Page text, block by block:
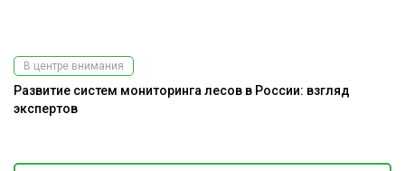
В центре внимания
Развитие систем мониторинга лесов в России: взгляд
экспертов